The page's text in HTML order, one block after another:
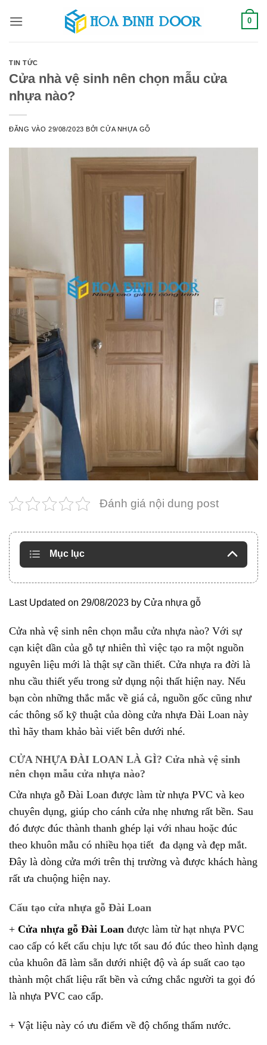
qua
0
TIN TỨC
Cửa nhà vệ sinh nên chọn mẫu cửa
nhựa nào?
ĐĂNG VÀO29/08/2023 BỞICỬA NHỰA GỖ
Đánh giá nội dung post
Mục lục
Last Updated on 29/08/2023 by Cửa nhựa gỗ
Cửa nhà vệ sinh nên chọn mẫu cửa nhựa nào? Với sự
cạn kiệt dần của gỗ tự nhiên thì việc tạo ra một nguồn
nguyên liệu mới là thật sự cần thiết. Cửa nhựa ra đời là
nhu cầu thiết yếu trong sử dụng nội thất hiện nay. Nếu
bạn còn những thắc mắc về giá cả, nguồn gốc cũng như
các thông số kỹ thuật của dòng cửa nhựa Đài Loan này
thì hãy tham khảo bài viết bên dưới nhé.
CỬA NHỰA ĐÀI LOAN LÀ GÌ? Cửa nhà vệ sinh
nên chọn mẫu cửa nhựa nào?
Cửa nhựa gỗ Đài Loan được làm từ nhựa PVC và keo
chuyên dụng, giúp cho cánh cửa nhẹ nhưng rất bền. Sau
đó được đúc thành thanh ghép lại với nhau hoặc đúc
theo khuôn mẫu có nhiều họa tiết đa dạng và đẹp mắt.
Đây là dòng cửa mới trên thị trường và được khách hàng
rất ưa chuộng hiện nay.
Cấu tạo cửa nhựa gỗ Đài Loan
+ Cửa nhựa gỗ Đài Loan được làm từ hạt nhựa PVC
cao cấp có kết cấu chịu lực tốt sau đó đúc theo hình dạng
của khuôn đã làm sẵn dưới nhiệt độ và áp suất cao tạo
thành một chất liệu rất bền và cứng chắc người ta gọi đó
là nhựa PVC cao cấp.
+ Vật liệu này có ưu điểm về độ chống thấm nước.